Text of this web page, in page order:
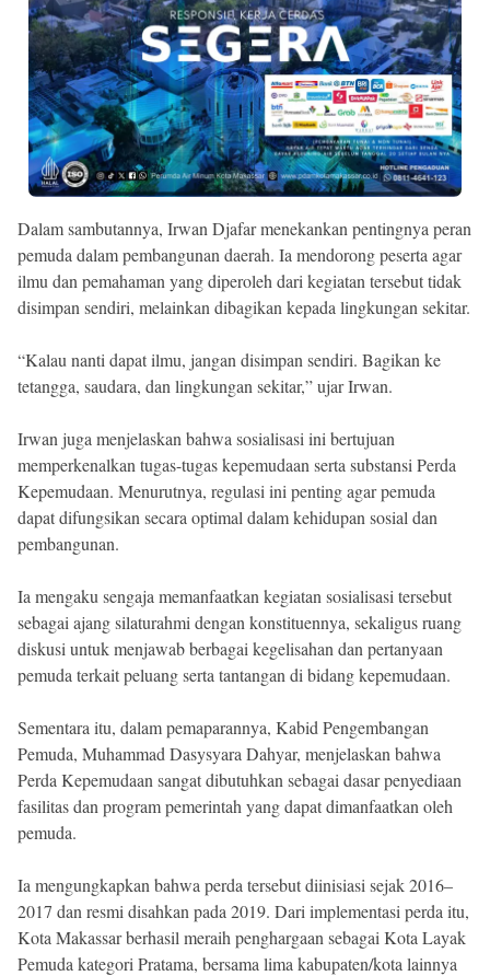
Dalam sambutannya, Irwan Djafar menekankan pentingnya peran
pemuda dalam pembangunan daerah. Ia mendorong peserta agar
ilmu dan pemahaman yang diperoleh dari kegiatan tersebut tidak
disimpan sendiri, melainkan dibagikan kepada lingkungan sekitar.
“Kalau nanti dapat ilmu, jangan disimpan sendiri. Bagikan ke
tetangga, saudara, dan lingkungan sekitar,” ujar Irwan.
Irwan juga menjelaskan bahwa sosialisasi ini bertujuan
memperkenalkan tugas-tugas kepemudaan serta substansi Perda
Kepemudaan. Menurutnya, regulasi ini penting agar pemuda
dapat difungsikan secara optimal dalam kehidupan sosial dan
pembangunan.
Ia mengaku sengaja memanfaatkan kegiatan sosialisasi tersebut
sebagai ajang silaturahmi dengan konstituennya, sekaligus ruang
diskusi untuk menjawab berbagai kegelisahan dan pertanyaan
pemuda terkait peluang serta tantangan di bidang kepemudaan.
Sementara itu, dalam pemaparannya, Kabid Pengembangan
Pemuda, Muhammad Dasysyara Dahyar, menjelaskan bahwa
Perda Kepemudaan sangat dibutuhkan sebagai dasar penyediaan
fasilitas dan program pemerintah yang dapat dimanfaatkan oleh
pemuda.
Ia mengungkapkan bahwa perda tersebut diinisiasi sejak 2016–
2017 dan resmi disahkan pada 2019. Dari implementasi perda itu,
Kota Makassar berhasil meraih penghargaan sebagai Kota Layak
Pemuda kategori Pratama, bersama lima kabupaten/kota lainnya